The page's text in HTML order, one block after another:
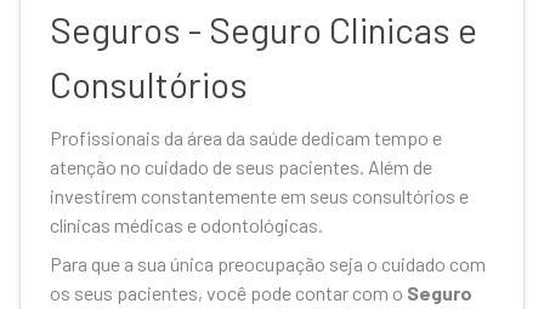
Seguros - Seguro Clinicas e
Consultórios
Profissionais da área da saúde dedicam tempo e
atenção no cuidado de seus pacientes. Além de
investirem constantemente em seus consultórios e
clínicas médicas e odontológicas.
Para que a sua única preocupação seja o cuidado com
os seus pacientes, você pode contar com o Seguro